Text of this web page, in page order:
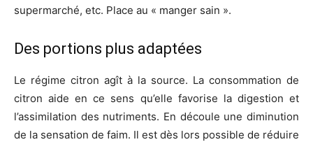
supermarché, etc. Place au « manger sain ».
Des portions plus adaptées
Le régime citron agît à la source. La consommation de
citron aide en ce sens qu’elle favorise la digestion et
l’assimilation des nutriments. En découle une diminution
de la sensation de faim. Il est dès lors possible de réduire